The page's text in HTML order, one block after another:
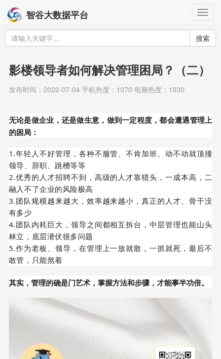
智谷大数据平台
搜索
影楼领导者如何解决管理困局？（二）
发布时间：2022-07-04 手机热度：1070 电脑热度：1930
无论是做企业，还是做生意，做到一定程度，都会遭遇管理上
的困局：
1.年轻人不好管理，各种不服管、不肯加班、动不动就顶撞
领导、辞职、跳槽等等
2.优秀的人才招聘不到，高级的人才靠猎头，一成本高，二
融入不了企业的风险极高
3.团队规模越来越大，效率越来越小，真正的人才、骨干没
有多少
4.团队内耗巨大，领导之间都相互拆台，中层管理也能山头
林立，底层潜伏很多问题
5.作为老板、领导，在管理上一放就散，一抓就死，最后不
敢管，只能熬着
其实，管理的确是门艺术，掌握方法和步骤，才能事半功倍。